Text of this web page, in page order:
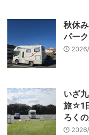
秋休
パー
いざ
旅☆1
ろく